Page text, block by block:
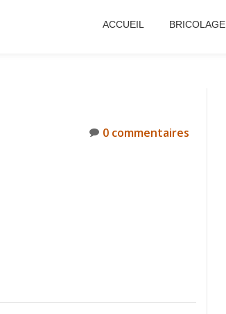
ACCUEIL BRICOLAGE
0 commentaires